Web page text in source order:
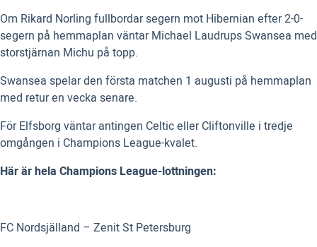
Om Rikard Norling fullbordar segern mot Hibernian efter 2-0-
segern på hemmaplan väntar Michael Laudrups Swansea med
storstjärnan Michu på topp.
Swansea spelar den första matchen 1 augusti på hemmaplan
med retur en vecka senare.
För Elfsborg väntar antingen Celtic eller Cliftonville i tredje
omgången i Champions League-kvalet.
Här är hela Champions League-lottningen:
FC Nordsjälland – Zenit St Petersburg